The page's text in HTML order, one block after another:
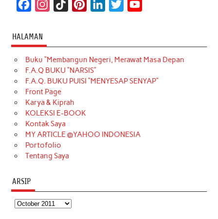
c
e
b
o
o
k
t
a
g
r
a
m
T
o
k
t
e
r
k
e
d
t
t
e
T
u
b
HALAMAN
Buku “Membangun Negeri, Merawat Masa Depan
F.A.Q BUKU “NARSIS”
F.A.Q. BUKU PUISI “MENYESAP SENYAP”
Front Page
Karya & Kiprah
KOLEKSI E-BOOK
Kontak Saya
MY ARTICLE @YAHOO INDONESIA
Portofolio
Tentang Saya
ARSIP
Arsip